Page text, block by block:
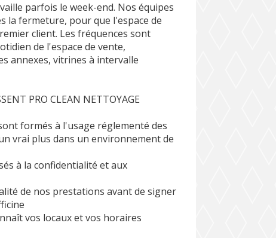
parfois le week-end. Nos équipes
la fermeture, pour que l'espace de
client. Les fréquences sont
de l'espace de vente,
annexes, vitrines à intervalle
PRO CLEAN NETTOYAGE
formés à l'usage réglementé des
vrai plus dans un environnement de
à la confidentialité et aux
de nos prestations avant de signer
vos locaux et vos horaires